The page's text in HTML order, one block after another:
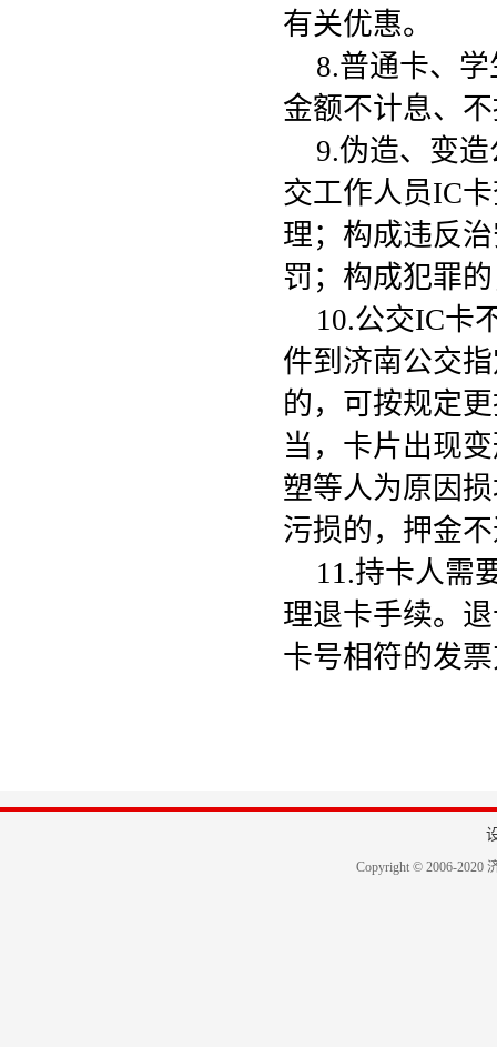
有关优惠。
8.普通卡、
金额不计息、
9.伪造、变
交工作人员IC
理；构成违反
罚；构成犯罪
10.公交IC卡
件到济南公交
的，可按规定
当，卡片出现
塑等人为原因
污损的，押金
11.持卡人需
理退卡手续。
卡号相符的发
Copyright © 2006-2020